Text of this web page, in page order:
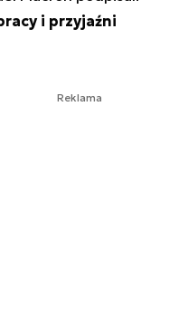
i przyjaźni
Reklama